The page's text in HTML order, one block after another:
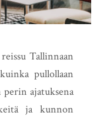
Tallinnaan
pullollaan
ajatuksena
ja kunnon